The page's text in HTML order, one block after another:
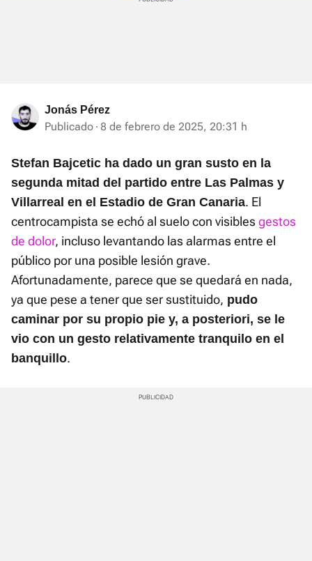
Jonás Pérez
Publicado 8 de febrero de 2025, 20:31 h
Stefan Bajcetic ha dado un gran susto en la
segunda mitad del partido entre Las Palmas y
Villarreal en el Estadio de Gran Canaria. El
centrocampista se echó al suelo con visiblesgestos
de dolor, incluso levantando las alarmas entre el
público por una posible lesión grave.
Afortunadamente, parece que se quedará en nada,
ya que pese a tener que ser sustituido, pudo
caminar por su propio pie y, a posteriori, se le
vio con un gesto relativamente tranquilo en el
banquillo.